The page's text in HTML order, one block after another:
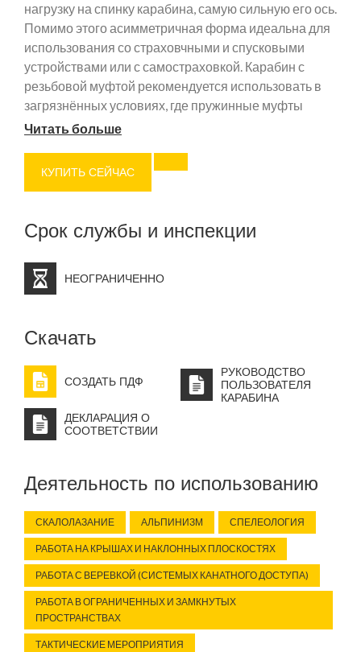
нагрузку на спинку карабина, самую сильную его ось.
Помимо этого асимметричная форма идеальна для
использования со страховчными и спусковыми
устройствами или с самостраховкой. Карабин с
резьбовой муфтой рекомендуется использовать в
загрязнённых условиях, где пружинные муфты
могут забиться грязью.
Основные характеристики:
Лёгкий и компактный.
Систеиа Keylock.
Легко замуфтовать одной рукой.
Продукт высокого качества.
Полностью произведён в Италии.
Читать больше
КУПИТЬ СЕЙЧАС
Срок службы и инспекции
НЕОГРАНИЧЕННО
Скачать
СОЗДАТЬ ПДФ
РУКОВОДСТВО
ПОЛЬЗОВАТЕЛЯ
КАРАБИНА
ДЕКЛАРАЦИЯ О
СООТВЕТСТВИИ
Деятельность по использованию
СКАЛОЛАЗАНИЕ АЛЬПИНИЗМ СПЕЛЕОЛОГИЯ
РАБОТА НА КРЫШАХ И НАКЛОННЫХ ПЛОСКОСТЯХ
РАБОТА С ВЕРЕВКОЙ (СИСТЕМЫХ КАНАТНОГО ДОСТУПА)
РАБОТА В ОГРАНИЧЕННЫХ И ЗАМКНУТЫХ
ПРОСТРАНСТВАХ
ТАКТИЧЕСКИЕ МЕРОПРИЯТИЯ